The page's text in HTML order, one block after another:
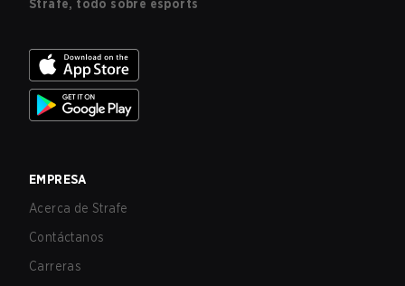
Strafe, todo sobre esports
EMPRESA
Acerca de Strafe
Contáctanos
Carreras